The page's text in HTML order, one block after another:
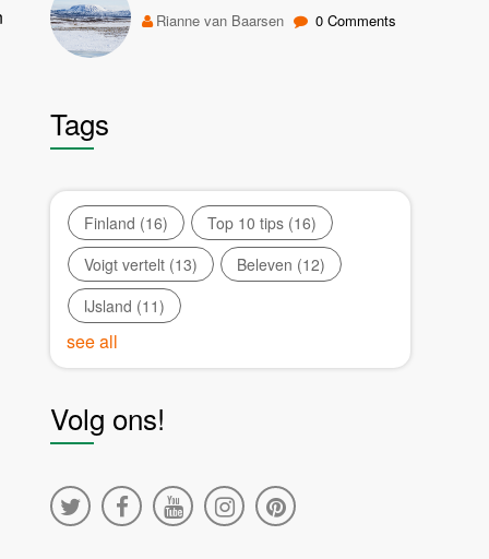
Rianne van Baarsen 0 Comments
Tags
Finland (16) Top 10 tips (16)
Voigt vertelt (13) Beleven (12)
IJsland (11)
see all
Volg ons!